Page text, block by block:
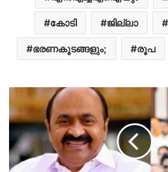
കോടി ജില്ലാ
ഭരണകൂടങ്ങളും; രൂപ